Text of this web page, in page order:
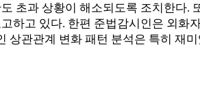
초과 상황이 해소되도록 조치한다
하고 있다. 한편 준법감시인은 외
상관관계 변화 패턴 분석은 특히 재